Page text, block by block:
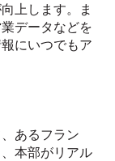
上します。ま
データなどを
にいつでもア
あるフラン
本部がリアル